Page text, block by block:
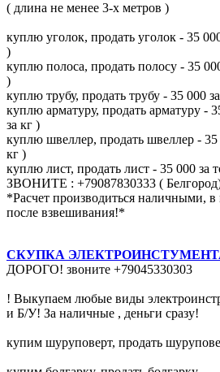
( длина не менее 3-х метров )
куплю уголок, продать уголок - 35
)
куплю полоса, продать полосу - 35
)
куплю трубу, продать трубу - 35 000
куплю арматуру, продать арматуру -
за кг )
куплю швеллер, продать швеллер - 35
кг )
куплю лист, продать лист - 35 000 за
ЗВОНИТЕ : +79087830333 (
*Расчет производиться наличными,
после взвешивания!*
СКУПКА
ДОРОГО! звоните +79045330303
! Выкупаем любые виды
и Б/У! За наличные , деньги сразу!
купим шуруповерт, продать